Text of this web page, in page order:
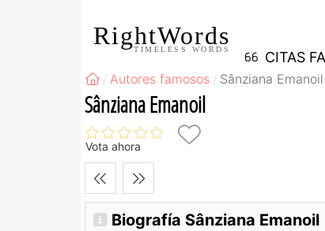
RightWords
TIMELESS WORDS CITAS
Autores famosos Sânziana Emanoil
Sânziana Emanoil
Vota ahora
Biografía Sânziana Emanoil